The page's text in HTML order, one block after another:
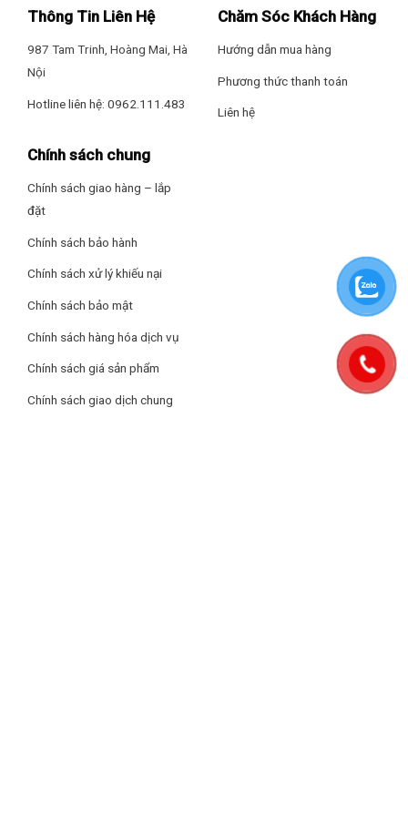
làm lạnh tốt và thân thiện với môi trường.
Tủ được tích hợp công nghệ biến tần inverter nên sản phẩm tiết
kiệm hơn 50% điện năng so với các sản phẩm tủ đông thông
thiết kế bên ngoài thân tủ, tiện lợi cho khách hàng muốn cài đặt
nhiệt độ theo ý muốn.
Chân tủ được lắp đặt 4 bánh xe chịu lực giúp việc di chuyển tủ
dễ dàng hơn mà không tốn sức.
Thông Tin Liên Hệ
987 Tam Trinh, Hoàng Mai, Hà
Nội
Hotline liên hệ: 0962.111.483
Chăm Sóc Khách Hàng
Hướng dẫn mua hàng
Phương thức thanh toán
Liên hệ
Chính sách chung
Chính sách giao hàng – lắp
đặt
Chính sách bảo hành
Chính sách xử lý khiếu nại
Chính sách bảo mật
Chính sách hàng hóa dịch vụ
Chính sách giá sản phẩm
Chính sách giao dịch chung